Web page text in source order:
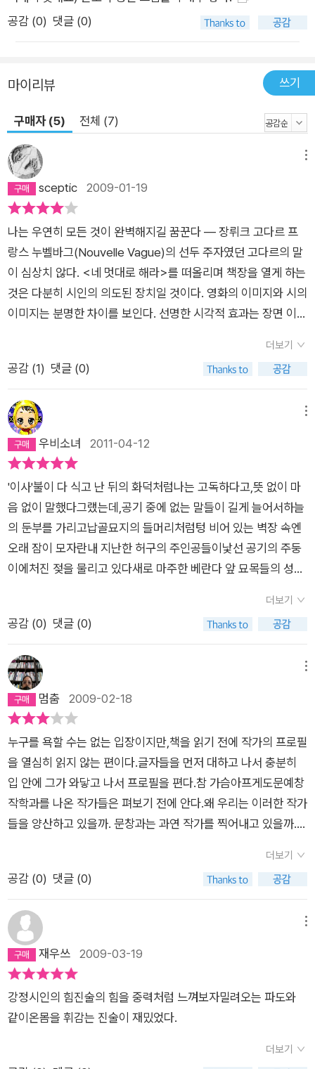
찢고, 들여다보고, 삼켜, 자신 속으로 편입시킨다. 이렇게 삼켜진
만, 새롭지 않은 세계’를 들이마심으로써 시인은, 스스로 ‘완전히
특별한 세계’가 된다. 방안에서 문득 꺼내본 당신의 얼굴이 젖어
있다 머뭇거리던 당신의 마음이 한순간 멎는다 불빛이 죽은 먼지
처럼 이글거린다 벽면을 바라보던 눈알이 허공에 포물선을 그리
며 금싸라기처럼 만개한다 내 몸과 공간 사이에 경계가 사라진다
나와 당신 사이에 나와 당신과 무관한 또 다른 인격이 형성된다
사랑이란 하나의 소실점 속에 전 생애를 태워 한꺼번에 사라지는
일 이 우주에 더 이상 밀월은 없다 ─「불탄 방」- 너의 사진 전문
‘키스’의 순간 “몸과 공간 사이에 경계가 사라”지고 당신과 내가
흡착되는 순간 “무관한 또 다른 인격의 새로운 세계”가 태어난
다. 그것은 유일무이함으로 “이 우주에 더 이상의 밀월은” 존재
할 수 없다. 강정의 키스는 타인을 확인하는 씁쓸하고 가슴 아린
몸부림의 언어가 아니라, ‘밖을 안으로 들이고 안을 밖으로 내어
놓는’ 적극적이고 집요한 태도의 언어이며, “세계와 나를 가로지
르고 있는” “살갗을 벗겨내어” 세계를 들이마시는 행위이다. 여
가 시인에 편입된다는 것이다. ‘나’로부터 시작되는 ‘삼킴’ 행위는
즉각적이며 본능적이고, 관능적이다. 어떤 판단 이전의 ‘원시’의
감정들이 이 시집의 근간을 이루고 있으며 강정은 이 넘치게 흐르
는 감각을 한꺼번에 끌어안음으로써 ‘새롭지만 새롭지 않은 세
계’를 단숨에 전혀 새로운 세계로 만들어버리는 것이다. 그러므로
이번 강정의 시들은 ‘전혀 새로운 세계’에서 채집한 감각들이라
할 수 있으며 여기에 강정만의 서정성이 더해져 여태껏 들어보지
못했던 새로운 질서의 노래로 다시 태어나는 것이다. 이것이 강정
의 이번 시집이 가지고 있는 특별함이며 우리가 그의 새시집을 주
시’인 그림들이 포함되어 있다. 이혜승 씨가 그리고 시인이 직접
고른 이 그림들은 시의 ‘재해석’이 아닌 또 ‘다른 형태의 시’가 되
어서 강정의 시들의 다른 면모를 볼 수 있는 즐거움을 선사할 것
이다. ♣ 해설 속으로 강정은 타자와 만나는 새로운 윤리를 전파하
는 하나의 물질이라고 할 수 있지 않을까. 우리는 타자를 자기 나
름대로 재구성할 수도 없지만, 그렇다고 해서 타자 앞에서 미끄러
지고 있을 수만도 없다는 것이 그만의 ‘키스’의 윤리이다. 시집 <
키스> 에서 강정은 표면을 맴도는 애무를 넘어 결국에는 그 표면
을 찢고 들어가 당신과 뒤섞여 하나의 물질로 용해되는 방식을 고
안해 보고 있다. 그 모든 것이 ‘키스’로부터 시작된다. 그의 혀는
말하기 위해 있는 것이 아니다. 그녀의 입술을 스치기 위해 있는
것도 아니다. 오로지 그녀의 살갗을 찢고 씹고 급기야 그녀를 씹
어 먹어 ‘나’라는 물질과 동화시키기 위해 존재한다. 그녀와의 그
지독한 ‘키스’가 “잘 뒤섞여 반죽된 어떤 사생아 같은 걸 낳”(「밤
하는 ‘착한 짐승’이라고 자신을 일컫는다. 강정의 <키스> 를 애
무에 관한, 아니 애무를 넘어서는 것에 관한 시라고 했지만, 기실
강정의 시쓰기 역시 그의 ‘날카로운 키스’를 닮았다. 목적도 순서
도 없는 영원한 더듬기가 애무라고 한다면, 강정의 시는 애무하는
시다. 그는 전체 구도를 염두에 두고 첫 구절을 시작하거나, 앞 뒤
구절을 생각하며 단어 하나하나를 고심해서 고르는 제작자는 아
시작도 끝도 없이 쓴다. 그래서 자간 사이 행간 사이에 곧 폭발할
공감 (0) 댓글 (0)
마이리뷰 쓰기
구매자 (5) 전체 (7)
sceptic 2009-01-19
나는 우연히 모든 것이 완벽해지길 꿈꾼다 ― 장뤼크 고다르 프
랑스 누벨바그(Nouvelle Vague)의 선두 주자였던 고다르의 말
이 심상치 않다. <네 멋대로 해라>를 떠올리며 책장을 열게 하는
것은 다분히 시인의 의도된 장치일 것이다. 영화의 이미지와 시의
이미지는 분명한 차이를 보인다. 선명한 시각적 효과는 장면 이외
철저하게 언어에 의해서만 독자들의 빈약한 상상력을 자극할 뿐
이다. 의도된 오류는 고사하고 제대로 전달하는 것조차 쉽지 않
다. 시는 어쩌면 더 이상 이미지의 생경한 전달에 그치는 장르의
시대를 끝냈는지도 모른다. 라고 생각할 때 우연에 기대어 김경주
의 <기담>에 이어 강정의 <키스>를 읽었다. 두 시인은 따로 또
같이 시를 쓴 것처럼 보인다. 내게 그렇게 읽혔겠지만 재밌는 비
하고 있다는 것이다. 그것이 특별한 연결고리나 교묘한 퍼즐로 엮
어질 수는 없지만 언어를 가지고 논다는 측면에서는 동일하다. 문
학을, 시를 더 이상 진지하고 깊은 고민의 대상으로 삼고 있지 않
는 듯하다. 가볍고 기괴한 말놀음에 그친다는 것이 아니라 엄숙주
의에서 벗어나 즐기고 있다는 느낌이다. 시의 언어는 일상에서 멀
지 않은 곳에서 문학언어와 일상언어 사이를 오가며 의미를 포착
하는 일에 열중하고 있다. 독자는 보수적인 관점에서 더 이상 시
시가 주는 안락한 감성을 주문하는 것일까. 두 시인은 아랑곳없이
자신의 길을 간다. 강정의 <키스>는 낯선 이미지와의 접촉이며
일상을 비틀어보는 것과의 만남을 시도한다. 촉각적, 시각적 이미
지의 범람이 아니라 온 생의 감각 세포들을 되살려내어 미세한 떨
림까지도 포착하지 못한다면 금방 길을 잃고 헤매게 될 것이다.
그가 무엇을 의도했든지 말이다. 이 시집의 서시를 보자.死後의
바람오래전 한 편의 詩가 끝나고 바람이 불었다사람들이 짐승의
거죽을 뒤집어쓴 채 민둥산의 태양을 끌어내렸다불타는 시간들
은 그대로 숲이 된다인간이 인간 바깥으로 떠돌아 짐승의 마음을
은 허공을 헤맨다. 시인은 서시에서 불타는 시간의 숲에서 인간이
짐승의 마음으로 떠도는 이야기를 써나갈 것임을 암시한다. 시집
전체에서 일관되게 추구하는 타인에 대한 사랑, 그 매혹의 깊이에
대해 시인은 끊임없이 고뇌한다. 애무는 접촉이다. 관심이며 열정
이고 몰입이며 안타까움이다. 나 혹은 우리는 그렇게 시간을 견디
고 인생을 살아가며 삶을 가꾸어 나간다. 너는 문을 닫고 키스한
의 심장을 만지고 내 혀가 닿은 문 안의 세상은 뱀의 노정처럼 굴
곡진 그림들을 낳는다 내가 인류의 다음 체형에 대해 숙고하는 동
안 비는 점점 푸른빛과 노란빛을 섞는다 - ‘키스’ 중에서 아스라이
더보기
공감 (1) 댓글 (0)
우비소녀 2011-04-12
'이사'불이 다 식고 난 뒤의 화덕처럼나는 고독하다고,뜻 없이 마
음 없이 말했다그랬는데,공기 중에 없는 말들이 길게 늘어서하늘
의 둔부를 가리고납골묘지의 들머리처럼텅 비어 있는 벽장 속엔
오래 잠이 모자란내 지난한 허구의 주인공들이낯선 공기의 주둥
이에처진 젖을 물리고 있다새로 마주한 베란다 앞 묘목들의 성긴
데에는약간의 신경증적인 자기방기면 충분하다먼지투성이가 된
입 끝에선무슨 말을 해도 곰팡내가 날 뿐이지만낯설어진 몸 안으
로 스며온 봄은전 생애를 통과해나간 기억보다 밝고 길어아무리
집을 옮겨 살아도내가 나를 만날 일은 요원하기만 하다내가 처음
보는 풍경들은 언제나 내가 처음 만든 풍경들일 터이나生時 전의
눅눅하게 물 찬 그림이걸레질 끝난 창밖에 액자처럼 떠오르는 광
는 소리가 봄밤의 질긴 불면보다 정겹게 허망하다누군가의 빈자
리로 넘실대는 방 구석구석을 덧대어 잇는이 습관성 자기비하에
이 작은 집이 만화처럼 들썩거리기만 한다면나는 또 웃을 수 있겠
지만노을빛으로 산산이 쪼개지는 웃음은황혼 저편의 별자리처럼
욱신욱신내 몸에서 너무 멀다강정, <키스> 中+) 강정 시인의 이
번 시집에는 애정의 신열이 발산된 작품이다. 몇 개의 글자와 몇
개의 그림이 실린 이 시집은 유희나 탐욕의 대상으로서 상대를 보
라진 누군가 / 이 광경을 오래도록 바라보고 있다 // 오래도록 사
라지고 있다'([죽은 몸에 白夜가 흐르고] 부분)그들의 만남은 '키
스'로 시작되고 그들의 헤어짐도 '키스' 시작된다. 그것은 유희적
인 목적이 아니라 그들의 기억을 연결하는 매개로서의 역할을 한
다. 이 시집에서 화자는 '자기 자신이 더 이상 자기 자신일 수 없다
는 / 명백한 깨달음을 얻는다.' 화자는 급정거한 바퀴에 깔려 '납작
들의 안의 타인'을 발견한다. 화자에게 자신이란 존재는 그가 지
더보기
공감 (0) 댓글 (0)
멈춤 2009-02-18
누구를 욕할 수는 없는 입장이지만,책을 읽기 전에 작가의 프로필
을 열심히 읽지 않는 편이다.글자들을 먼저 대하고 나서 충분히
입 안에 그가 와닿고 나서 프로필을 편다.참 가슴아프게도문예창
작학과를 나온 작가들은 펴보기 전에 안다.왜 우리는 이러한 작가
들을 양산하고 있을까. 문창과는 과연 작가를 찍어내고 있을까.그
시는 그 정도의 표정과 동작으로는 부족하다.시는 삶과 사색과 관
찰이 필요하다.혼자 방에 틀어박혀서 혼자만의 생각에 자족하
시 인간이 아니더라도 결국은 인간에 가 닿을 것이다.문지에 대한
애정으로 이 시집을 샀다.나는 시는 실험이 아니라고 생각한다.시
는 돌팔매질이 되어서는 안된다.희노애락, 그 무엇도 담지 못하는
의지에 별을 색칠한다.
더보기
공감 (0) 댓글 (0)
재우쓰 2009-03-19
강정시인의 힘진술의 힘을 중력처럼 느껴보자밀려오는 파도와
같이온몸을 휘감는 진술이 재밌었다.
더보기